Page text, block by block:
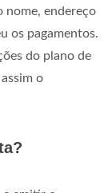
nome, endereço
os pagamentos.
do plano de
o